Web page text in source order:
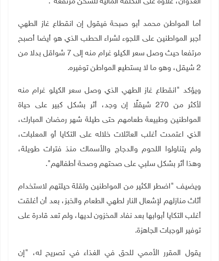
أما المواطن محمد أبو صبحة فيقول إن انقطاع غاز الطهي
أجبر المواطنين على اللجوء لشراء الحطب الذي هو أيضا أصبح
مرتفعا حيث وصل سعر الكيلو غرام منه إلى 7 شواقل بدلا من
2 شيقل، وهو ما لا يستطيع المواطن توفيره.
ويؤكد "انقطاع غاز الطهي الذي وصل سعر الكيلو غرام منه
لأكثر من 270 شيقلًا إن وجد، أثر بشكل كبير على حياة
المواطنين وطبيعة طعامهم حتى طيلة شهر رمضان المبارك،
الذي اعتمدت أغلب العائلات خلاله على التكايا أو المعلبات،
ولم يتناولوا اللحوم والدجاج والأسماك منذ فترات طويلة،
وهذا أثر بشكل سلبي على صحتهم وصحة أطفالهم".
ويضيف "اضطر الكثير من المواطنين ولقلة حيلتهم لاستخدام
أثاث منازلهم لإشعال النار لطهي الطعام والخبز، بعد أن أغلقت
أغلب التكايا أبوابها بعد نفاد المخزون لديها، ولم تعد قادرة على
توفير الوجبات الجاهزة.
يقول المقرر الأممي للحق في ‏الغذاء في تصريح له، "إن